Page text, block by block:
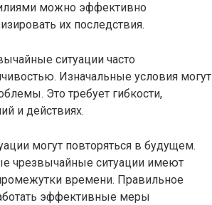
можно эффективно
их последствия.
ситуации часто
Изначальные условия могут
Это требует гибкости,
и действиях.
могут повторяться в будущем.
чрезвычайные ситуации имеют
времени. Правильное
эффективные меры